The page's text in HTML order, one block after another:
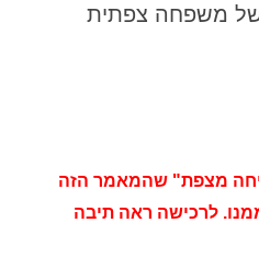
של משפחה צפתית
מצפת" שהמאמר הזה
לרכישה ראה תיבה